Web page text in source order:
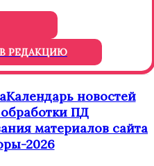
РЕДАКЦИЮ
Календарь новостей
ПД
материалов сайта
2026